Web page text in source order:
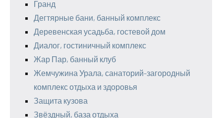
Гранд
Дегтярные бани, банный комплекс
Деревенская усадьба, гостевой дом
Диалог, гостиничный комплекс
Жар Пар, банный клуб
Жемчужина Урала, санаторий-загородный
комплекс отдыха и здоровья
Защита кузова
Звёздный, база отдыха